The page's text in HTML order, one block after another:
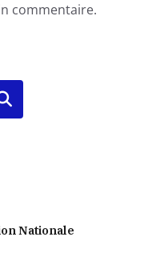
commentaire.
Nationale